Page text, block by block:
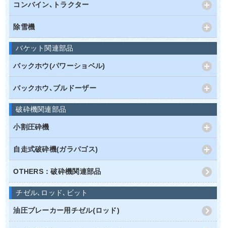
コンバイン､トラクター
除雪機
バケット関連部品
バックホウ(パワーショベル)
バックホウ､ブルドーザー
破砕機関連部品
小割圧砕機
自走式破砕機(ガラパゴス)
OTHERS：破砕機関連部品
チゼル､ロッド､ビット
油圧ブレーカー用チゼル(ロッド)